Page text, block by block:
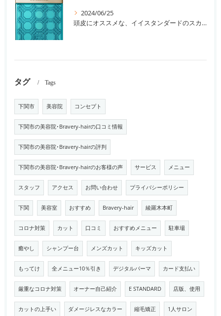
2024/06/25
頭皮にオススメな、イイスタンダードのスカルプ系シャンプー＆トリートメントです！
タグ Tags
下関市 美容院 コンセプト
下関市の美容院･Bravery-hairの口コミ情報
下関市の美容院･Bravery-hairの評判
下関市の美容院･Bravery-hairのお客様の声 サービス メニュー
スタッフ アクセス お問い合わせ プライバシーポリシー
下関 美容室 おすすめ Bravery-hair 綾羅木本町
コロナ対策 カット 口コミ おすすめメニュー 駐車場
癒やし シャンプー台 メンズカット キッズカット
もってけ 全メニュー10％引き デジタルパーマ カード支払い
厳重なコロナ対策 オーナー自己紹介 E STANDARD 店版、使用
カットの上手い ダメージレスなカラー 縮毛矯正 1人サロン